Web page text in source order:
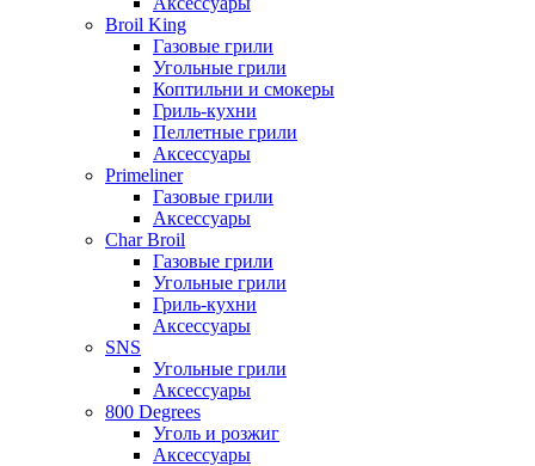
Broil King
Газовые грили
Угольные грили
Коптильни и смокеры
Гриль-кухни
Пеллетные грили
Аксессуары
Primeliner
Газовые грили
Аксессуары
Char Broil
Газовые грили
Угольные грили
Гриль-кухни
Аксессуары
SNS
Угольные грили
Аксессуары
800 Degrees
Уголь и розжиг
Аксессуары